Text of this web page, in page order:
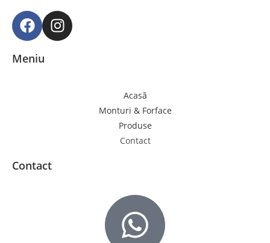
Meniu
Acasă
Monturi & Forface
Produse
Contact
Contact